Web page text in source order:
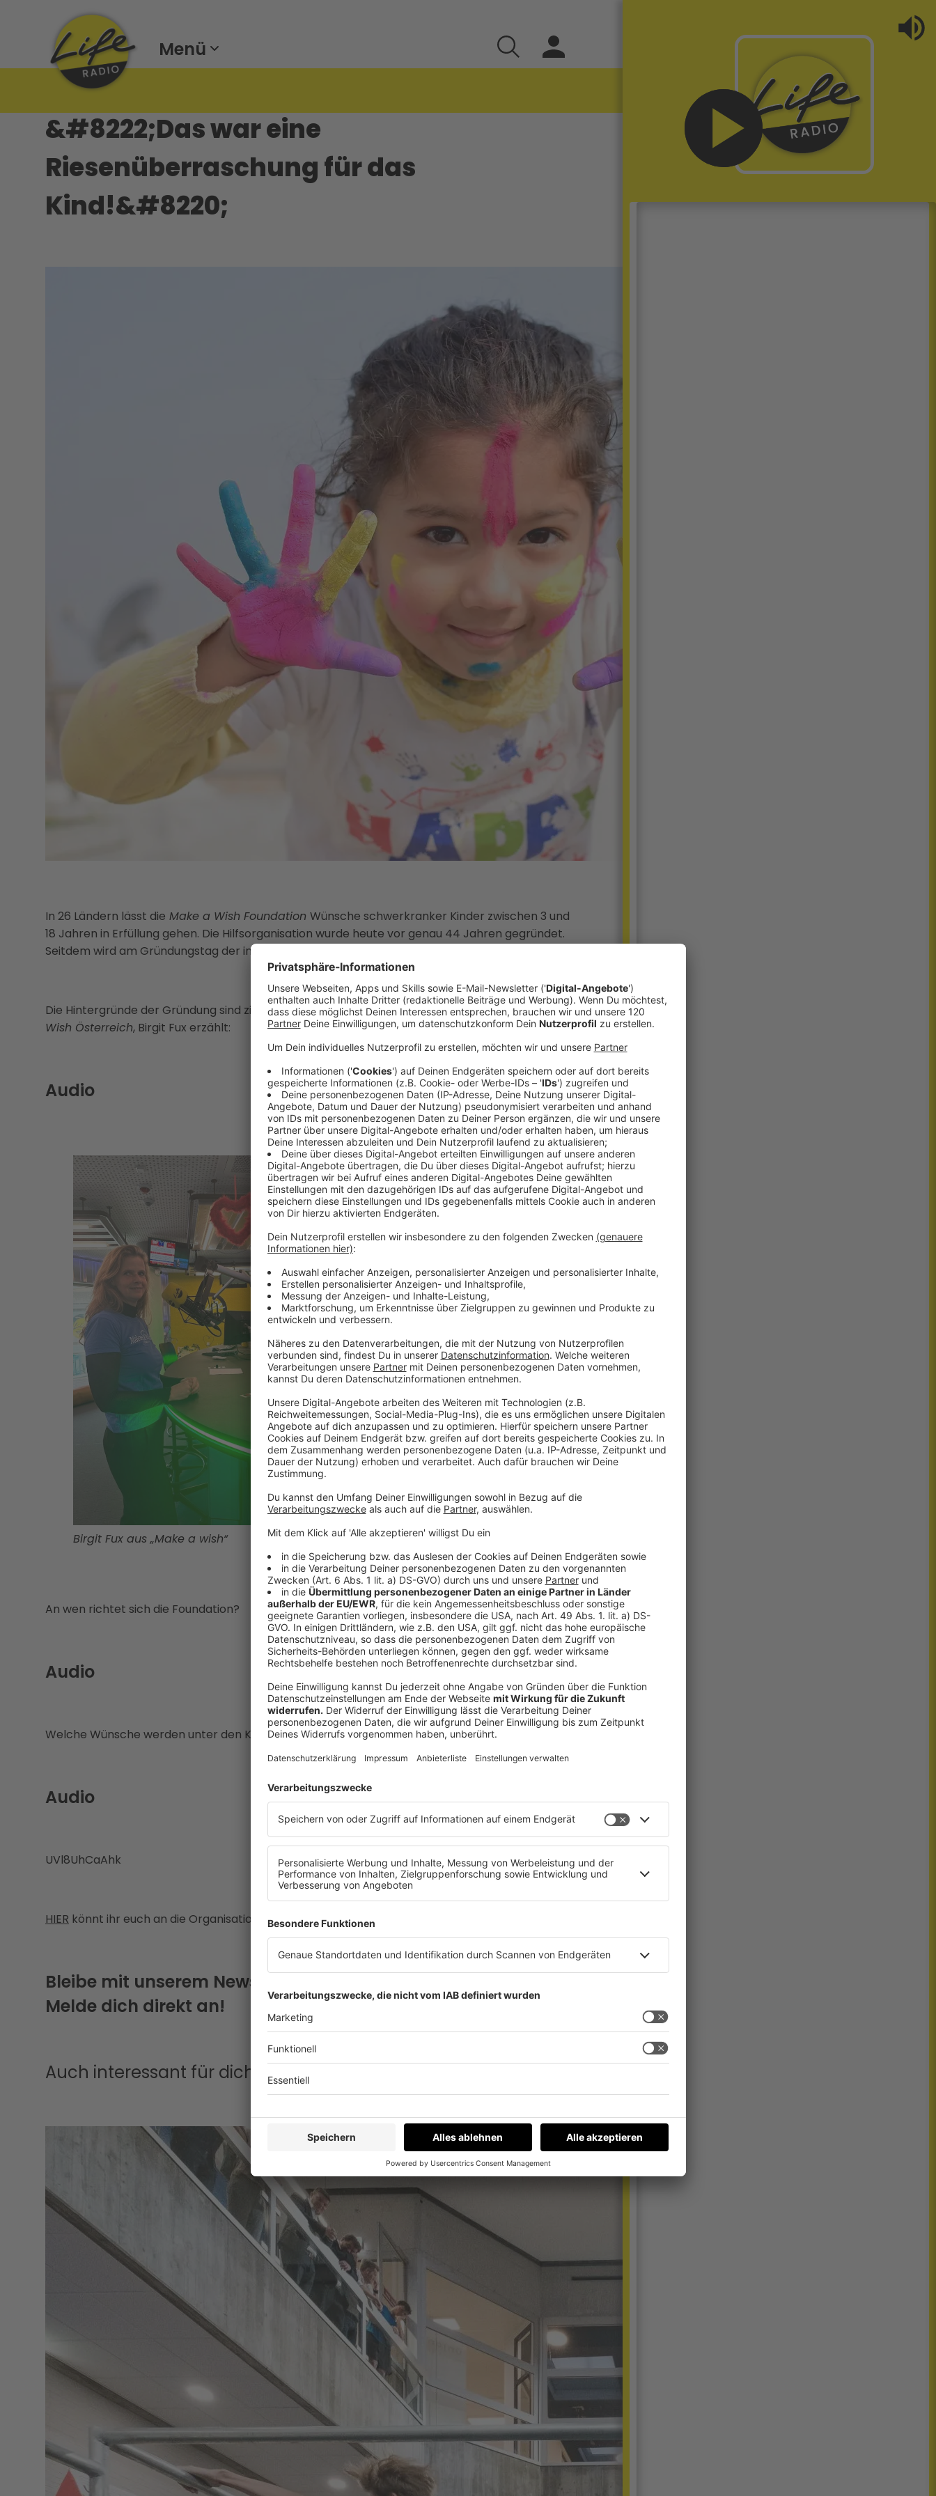
Menü
&#8222;Das war eine
Riesenüberraschung für das
Kind!&#8220;
In 26 Ländern lässt die Make a Wish Foundation Wünsche schwerkranker Kinder zwischen 3 und
18 Jahren in Erfüllung gehen. Die Hilfsorganisation wurde heute vor genau 44 Jahren gegründet.
Seitdem wird am Gründungstag der internationale Tag der Wunscherfüllung gefeiert.
Die Hintergründe der Gründung sind ziemlich herzergreifend, wie Geschäftsführerin ausMake a
Wish Österreich, Birgit Fux erzählt:
Audio
Birgit Fux aus „Make a wish“
An wen richtet sich die Foundation?
Audio
Welche Wünsche werden unter den Kindern geäußert?
Audio
UVl8UhCaAhk
HIER könnt ihr euch an die Organisation wenden.
Bleibe mit unserem Newsletter immer auf dem Laufenden.
Melde dich direkt an!
Auch interessant für dich